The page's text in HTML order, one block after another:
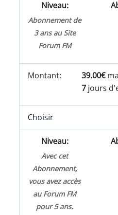
Abonnement de
3 ans au Site
Forum FM
39.00€
7 jours
Choisir
Avec cet
Abonnement,
vous avez accès
au Forum FM
pour 5 ans.